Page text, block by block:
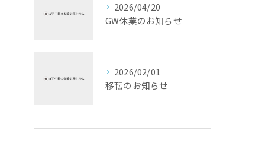
2026/04/20
GW休業のお知らせ
2026/02/01
移転のお知らせ